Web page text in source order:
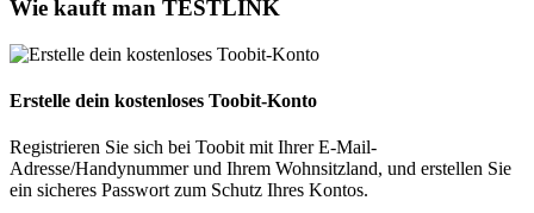
Wie kauft man TESTLINK
Erstelle dein kostenloses Toobit-Konto
Registrieren Sie sich bei Toobit mit Ihrer E-Mail-
Adresse/Handynummer und Ihrem Wohnsitzland, und erstellen Sie
ein sicheres Passwort zum Schutz Ihres Kontos.